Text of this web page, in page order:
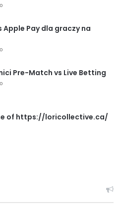
Apple Pay dla graczy na
Pre-Match vs Live Betting
of https://loricollective.ca/